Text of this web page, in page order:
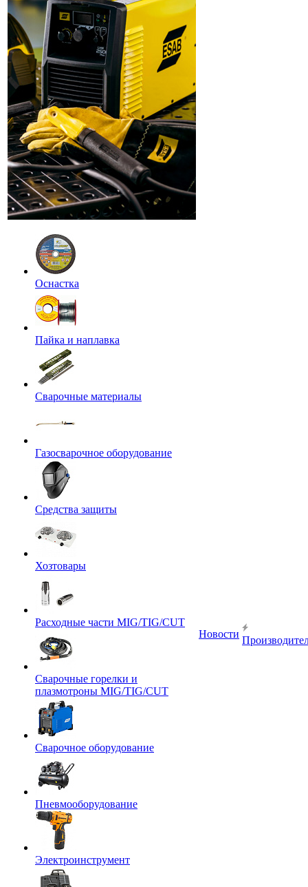
Оснастка
Пайка и наплавка
Сварочные материалы
Газосварочное оборудование
Средства защиты
Хозтовары
Расходные части MIG/TIG/CUT
Сварочные горелки и
плазмотроны MIG/TIG/CUT
Сварочное оборудование
Пневмооборудование
Электроинструмент
Новости